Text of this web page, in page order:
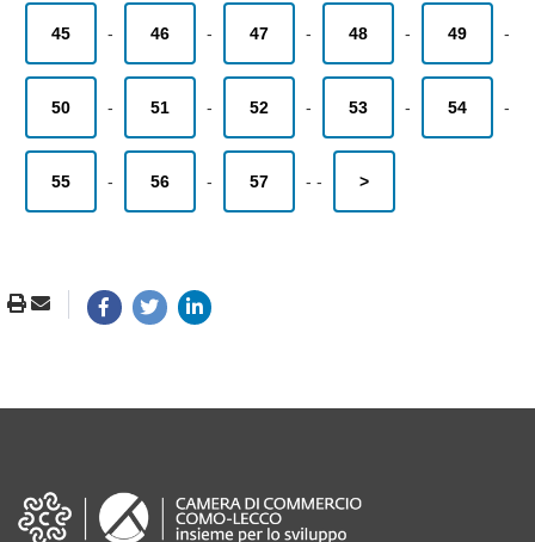
45 - 46 - 47 - 48 - 49 -
50 - 51 - 52 - 53 - 54 -
55 - 56 - 57 - - >